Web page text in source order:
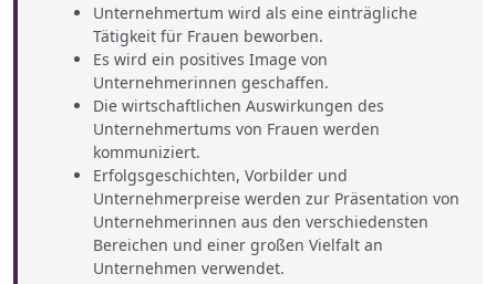
Unternehmertum wird als eine einträgliche
Tätigkeit für Frauen beworben.
Es wird ein positives Image von
Unternehmerinnen geschaffen.
Die wirtschaftlichen Auswirkungen des
Unternehmertums von Frauen werden
kommuniziert.
Erfolgsgeschichten, Vorbilder und
Unternehmerpreise werden zur Präsentation von
Unternehmerinnen aus den verschiedensten
Bereichen und einer großen Vielfalt an
Unternehmen verwendet.